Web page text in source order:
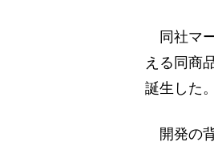
同社マ
える同商
誕生した。
開発の